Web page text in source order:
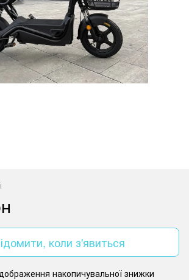
коли з'явиться
накопичувальної знижки